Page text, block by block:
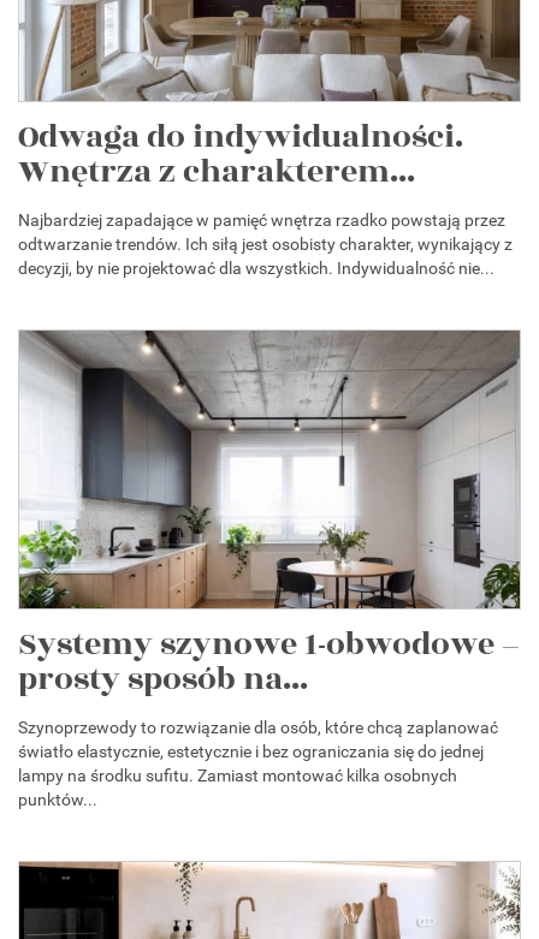
Odwaga do indywidualności.
Wnętrza z charakterem...
Najbardziej zapadające w pamięć wnętrza rzadko powstają przez
odtwarzanie trendów. Ich siłą jest osobisty charakter, wynikający z
decyzji, by nie projektować dla wszystkich. Indywidualność nie...
Systemy szynowe 1-obwodowe –
prosty sposób na...
Szynoprzewody to rozwiązanie dla osób, które chcą zaplanować
światło elastycznie, estetycznie i bez ograniczania się do jednej
lampy na środku sufitu. Zamiast montować kilka osobnych
punktów...